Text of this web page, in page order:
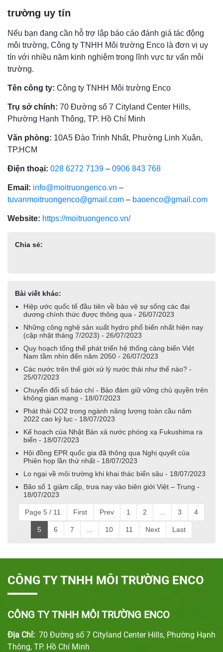
trường uy tín
Nếu bạn đang cần hỗ trợ lập báo cáo đánh giá tác động
môi trường, Công ty TNHH Môi trường Enco là đơn vị uy
tín với nhiều năm kinh nghiệm trong lĩnh vực tư vấn môi
trường.
Tên công ty: Công ty TNHH Môi trường Enco
Trụ sở chính: 70 Đường số 7 Cityland Center Hills,
Phường Hạnh Thông, TP. Hồ Chí Minh
Văn phòng: 10A5 Đào Trinh Nhất, Phường Linh Xuân,
TP.HCM
Điện thoại: 028 6272 7139 – 0906 843 768
Email: info@moitruongenco.vn –
tuvanmoitruongenco@gmail.com – baoenco@gmail.com
Website: https://moitruongenco.vn/
Chia sẻ:
Bài viết khác:
Hiệp ước quốc tế đầu tiên về bảo vệ sự sống các đại
dương chính thức được thông qua - 26/07/2023
Những công nghệ sản xuất hydro phổ biến nhất hiện nay
(cập nhật tháng 7/2023) - 26/07/2023
Quy hoạch tổng thể phát triển hệ thống cảng biển Việt
Nam tầm nhìn đến năm 2050 - 26/07/2023
Các nước trên thế giới xử lý nước thải như thế nào? -
25/07/2023
Chuyển đổi số báo chí - Bảo đảm giữ vững chủ quyền trên
không gian mạng - 18/07/2023
Phát thải CO2 trong ngành năng lượng toàn cầu năm
2022 cao kỷ lục - 18/07/2023
Kế hoạch của Nhật Bản xả nước phóng xạ Fukushima ra
biển - 18/07/2023
Hội đồng EPR quốc gia đã thông qua Nghị quyết của
Phiên họp lần thứ nhất - 18/07/2023
Lo ngại về môi trường khi khai thác biển sâu - 18/07/2023
Bão số 1 giảm cấp, trưa nay vào biên giới Việt – Trung -
18/07/2023
Page 5 / 11 First Prev 1 2 3 4
5 6 7 10 11 Next Last
CÔNG TY TNHH MÔI TRƯỜNG ENCO
CÔNG TY TNHH MÔI TRƯỜNG ENCO
Địa Chỉ: 70 Đường số 7 Cityland Center Hills, Phường Hạnh
Thông, TP. Hồ Chí Minh